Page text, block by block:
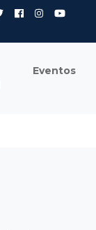
Eventos